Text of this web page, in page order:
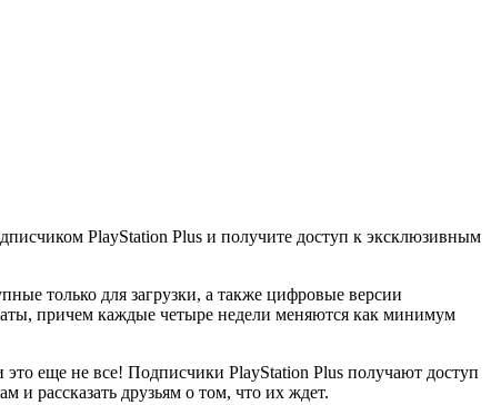
PlayStation Plus и получите доступ к эксклюзивным
только для загрузки, а также цифровые версии
причем каждые четыре недели меняются как минимум
еще не все! Подписчики PlayStation Plus получают доступ
рассказать друзьям о том, что их ждет.